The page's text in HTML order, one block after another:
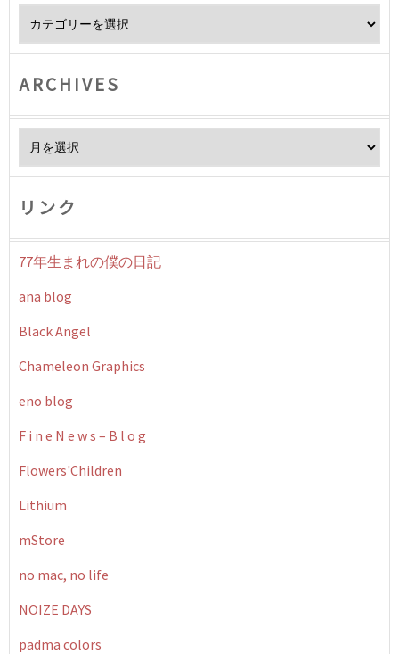
ARCHIVES
リンク
77年生まれの僕の日記
ana blog
Black Angel
Chameleon Graphics
eno blog
F i n e N e w s – B l o g
Flowers'Children
Lithium
mStore
no mac, no life
NOIZE DAYS
padma colors